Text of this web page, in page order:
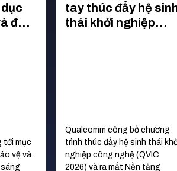
đổi
tới mục
vệ và
tay thúc đẩy hệ
thái khởi nghiệp
Qualcomm công bố chương
trình thúc đẩy hệ sinh thái
nghiệp công nghệ (QVIC
2026) và ra mắt Nền tảng